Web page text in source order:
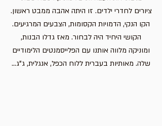
ציורים לחדרי ילדים. זו היתה אהבה ממבט ראשון.
הקו הנקי, הדמויות הקסומות, הצבעים המרגיעים.
הקושי היחיד היה לבחור. מאז גדלו הבנות,
ומוניקה מלווה אותנו עם הפלייסמנטים הלימודיים
שלה. מאותיות בעברית ללוח הכפל, אנגלית, ג"ג...